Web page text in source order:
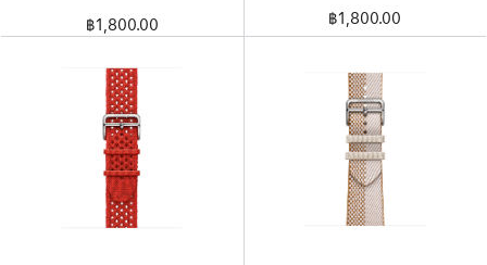
฿1,800.00
฿1,800.00